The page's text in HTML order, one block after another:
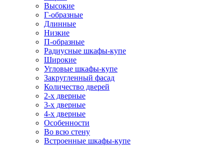
Высокие
Г-образные
Длинные
Низкие
П-образные
Радиусные шкафы-купе
Широкие
Угловые шкафы-купе
Закругленный фасад
Количество дверей
2-х дверные
3-х дверные
4-х дверные
Особенности
Во всю стену
Встроенные шкафы-купе